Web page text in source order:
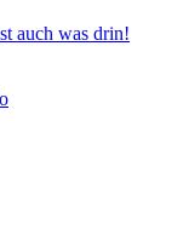
auch was drin!